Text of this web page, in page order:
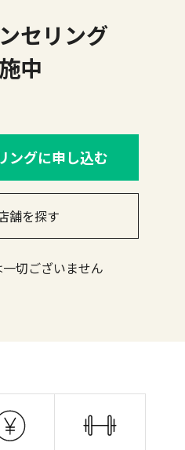
セリング
中
ングに申し込む
舗を探す
切ございません